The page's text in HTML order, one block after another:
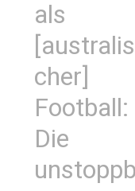
als
[australis
cher]
Football:
Die
unstoppb